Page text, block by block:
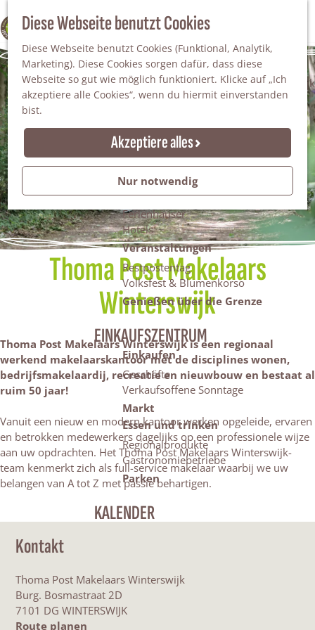
Diese Webseite benutzt Cookies
Diese Webseite benutzt Cookies (Funktional, Analytik,
Marketing). Diese Cookies sorgen dafür, dass diese
Webseite so gut wie möglich funktioniert. Klicke auf „Ich
akzeptiere alle Cookies“, wenn du hiermit einverstanden
bist.
Akzeptiere alles
Nur notwendig
100% WINTERSWIJK
S
u
c
h
e
n
M
e
n
ü
Da staunt man!
Freiheitsbäume
Natur
Naturgebiete
Nationaler Landschaftspark Winterswijk
Der Steingrube
Gärten & Parks
Übernachten
Campingplätze & Ferienparks
Gruppenunterkünfte
Bed & Breakfasts
Ferienhäuser
Hotels
Veranstaltungen
Restpostentag
Volksfest & Blumenkorso
Genießen über die Grenze
EINKAUFSZENTRUM
Einkaufen
Geschäfte
Verkaufsoffene Sonntage
Markt
Essen und trinken
Regionalprodukte
Gastronomiebetriebe
Parken
KALENDER
Thoma Post Makelaars
Winterswijk
Thoma Post Makelaars Winterswijk is een regionaal
werkend makelaarskantoor met de disciplines wonen,
bedrijfsmakelaardij, recreatie en nieuwbouw en bestaat al
ruim 50 jaar!
Vanuit een nieuw en modern kantoor werken opgeleide, ervaren
en betrokken medewerkers dagelijks op een professionele wijze
aan uw opdrachten. Het Thoma Post Makelaars Winterswijk-
team kenmerkt zich als full-service makelaar waarbij we uw
belangen van A tot Z met passie behartigen.
Kontakt
Thoma Post Makelaars Winterswijk
Burg. Bosmastraat 2D
7101 DG WINTERSWIJK
Route planen